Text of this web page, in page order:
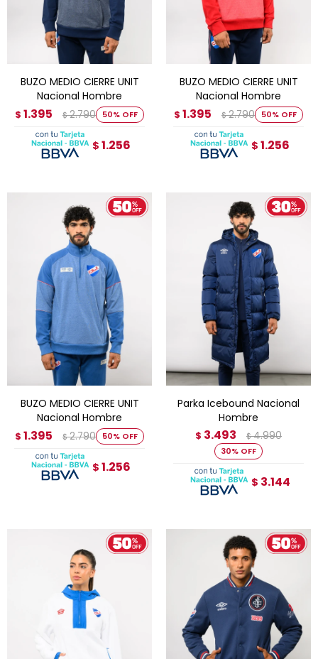
BUZO MEDIO CIERRE UNIT
Nacional Hombre
$ 1.395 $ 2.790 50
$ 1.256
BUZO MEDIO CIERRE UNIT
Nacional Hombre
$ 1.395 $ 2.790 50
$ 1.256
BUZO MEDIO CIERRE UNIT
Nacional Hombre
$ 1.395 $ 2.790 50
$ 1.256
Parka Icebound Nacional
Hombre
$ 3.493 $ 4.990
30
$ 3.144